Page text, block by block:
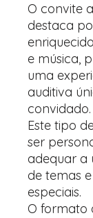
O convite
destaca
e música,
uma
auditiva
convidado.
Este tipo
ser
adequar a
de temas
especiais.
O formato